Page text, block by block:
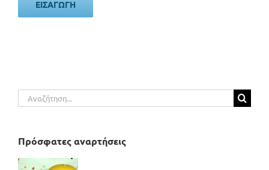
Αναζήτηση
για:
Πρόσφατες αναρτήσεις